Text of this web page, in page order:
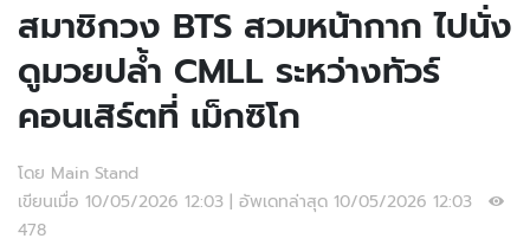
สมาชิกวง BTS สวมหน้ากาก ไปนั่ง
ดูมวยปล้ำ CMLL ระหว่างทัวร์
คอนเสิร์ตที่ เม็กซิโก
โดย Main Stand
เขียนเมื่อ 10/05/2026 12:03 | อัพเดทล่าสุด 10/05/2026 12:03
478